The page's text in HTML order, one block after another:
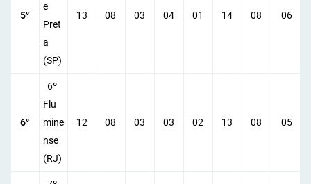
5°
e
Pret
a
(SP)
13 08 03 04 01 14 08 06
6°
6º
Flu
mine
nse
(RJ)
12 08 03 03 02 13 08 05